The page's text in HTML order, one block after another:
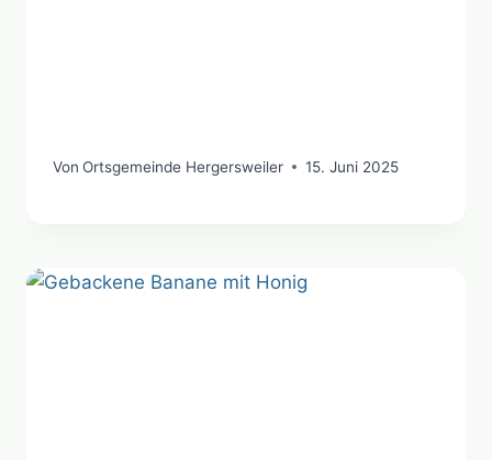
Von Ortsgemeinde Hergersweiler 15. Juni 2025